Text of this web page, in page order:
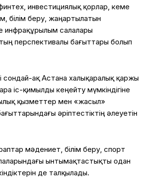
инвестициялық қорлар, кеме
білім беру, жаңартылатын
инфрақұрылым салалары
перспективалы бағыттары болып
сондай-ақ Астана халықаралық қаржы
іс-қимылды кеңейту мүмкіндігіне
қызметтер мен «жасыл»
әріптестіктің әлеуетін
мәдениет, білім беру, спорт
ынтымақтастықты одан
де талқылады.